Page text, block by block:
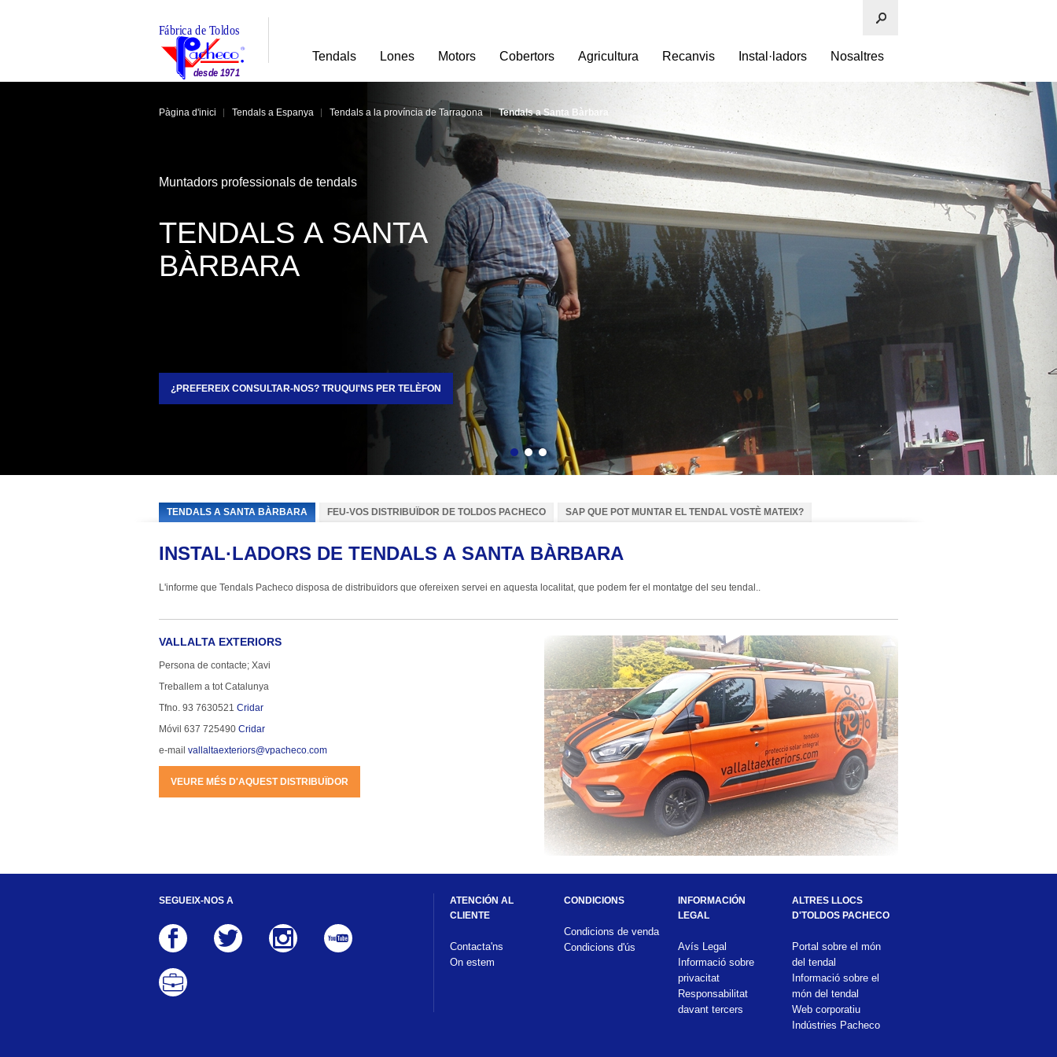
Tendals Lones Motors Cobertors Agricultura Recanvis Instal·ladors Nosaltres
Pàgina d'inici Tendals a Espanya Tendals a la província de Tarragona Tendals a Santa Bàrbara
Muntadors professionals de tendals
TENDALS A SANTA
BÀRBARA
¿PREFEREIX CONSULTAR-NOS? TRUQUI'NS PER TELÈFON
Següent
TENDALS A SANTA BÀRBARA FEU-VOS DISTRIBUÏDOR DE TOLDOS PACHECO SAP QUE POT MUNTAR EL TENDAL VOSTÈ MATEIX?
INSTAL·LADORS DE TENDALS A SANTA BÀRBARA
L'informe que Tendals Pacheco disposa de distribuïdors que ofereixen servei en aquesta localitat, que podem fer el montatge del seu tendal..
VALLALTA EXTERIORS
Persona de contacte; Xavi
Treballem a tot Catalunya
Tfno. 93 7630521 Cridar
Móvil 637 725490 Cridar
e-mail vallaltaexteriors@vpacheco.com
VEURE MÉS D'AQUEST DISTRIBUÏDOR
SEGUEIX-NOS A
ATENCIÓN AL
CLIENTE
Contacta'ns
On estem
CONDICIONS
Condicions de venda
Condicions d'ús
INFORMACIÓN
LEGAL
Avís Legal
Informació sobre
privacitat
Responsabilitat
davant tercers
ALTRES LLOCS
D'TOLDOS PACHECO
Portal sobre el món
del tendal
Informació sobre el
món del tendal
Web corporatiu
Indústries Pacheco